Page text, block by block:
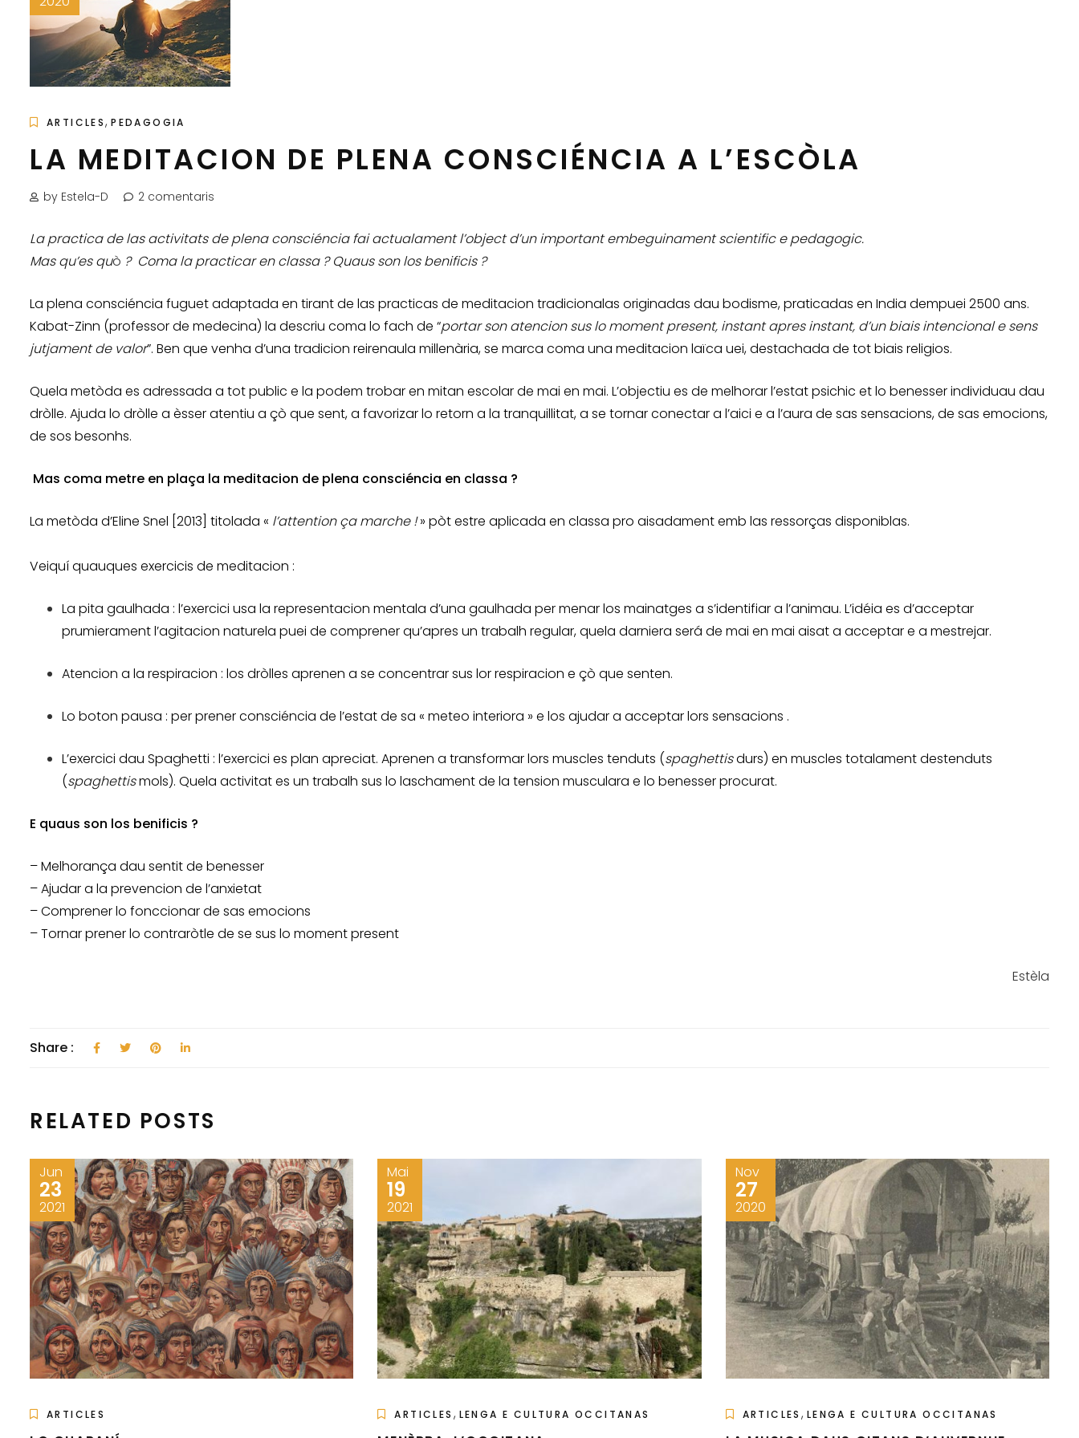
ARTICLES,PEDAGOGIA
LA MEDITACION DE PLENA CONSCIÉNCIA A L’ESCÒLA
by Estela-D 2 comentaris
La practica de las activitats de plena consciéncia fai actualament l’object d’un important embeguinament scientific e pedagogic.
Mas qu’es quò ? Coma la practicar en classa ? Quaus son los benificis ?
La plena consciéncia fuguet adaptada en tirant de las practicas de meditacion tradicionalas originadas dau bodisme, praticadas en India dempuei 2500 ans.
Kabat-Zinn (professor de medecina) la descriu coma lo fach de “portar son atencion sus lo moment present, instant apres instant, d’un biais intencional e sens
jutjament de valor”. Ben que venha d’una tradicion reirenaula millenària, se marca coma una meditacion laïca uei, destachada de tot biais religios.
Quela metòda es adressada a tot public e la podem trobar en mitan escolar de mai en mai. L’objectiu es de melhorar l’estat psichic et lo benesser individuau dau
dròlle. Ajuda lo dròlle a èsser atentiu a çò que sent, a favorizar lo retorn a la tranquillitat, a se tornar conectar a l’aici e a l’aura de sas sensacions, de sas emocions,
de sos besonhs.
Mas coma metre en plaça la meditacion de plena consciéncia en classa ?
La metòda d’Eline Snel [2013] titolada « l’attention ça marche !» pòt estre aplicada en classa pro aisadament emb las ressorças disponiblas.
Veiquí quauques exercicis de meditacion :
La pita gaulhada : l’exercici usa la representacion mentala d’una gaulhada per menar los mainatges a s’identifiar a l’animau. L’idéia es d’acceptar
prumierament l’agitacion naturela puei de comprener qu’apres un trabalh regular, quela darniera será de mai en mai aisat a acceptar e a mestrejar.
Atencion a la respiracion : los dròlles aprenen a se concentrar sus lor respiracion e çò que senten.
Lo boton pausa : per prener consciéncia de l’estat de sa « meteo interiora » e los ajudar a acceptar lors sensacions .
L’exercici dau Spaghetti : l’exercici es plan apreciat. Aprenen a transformar lors muscles tenduts (spaghettisdurs) en muscles totalament destenduts
(spaghettismols). Quela activitat es un trabalh sus lo laschament de la tension musculara e lo benesser procurat.
E quaus son los benificis ?
– Melhorança dau sentit de benesser
– Ajudar a la prevencion de l’anxietat
– Comprener lo fonccionar de sas emocions
– Tornar prener lo contraròtle de se sus lo moment present
Estèla
Share :
RELATED POSTS
Jun
23
2021
ARTICLES
Mai
19
2021
ARTICLES , LENGA E CULTURA OCCITANAS
Nov
27
2020
ARTICLES , LENGA E CULTURA OCCITANAS